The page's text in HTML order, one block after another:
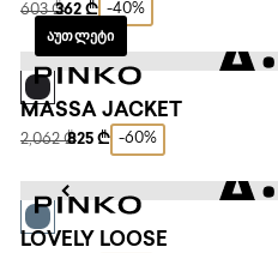
603 ₾362 ₾ -40%
ᲐᲣᲗᲚᲔᲢᲘ
MASSA JACKET
2,062 ₾825 ₾ -60%
LOVELY LOOSE